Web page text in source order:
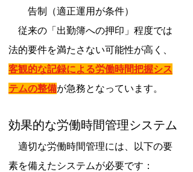
告制（適正運用が条件）
従来の「出勤簿への押印」程度では
法的要件を満たさない可能性が高く、
客観的な記録による労働時間把握シス
テムの整備が急務となっています。
効果的な労働時間管理システム
適切な労働時間管理には、以下の要
素を備えたシステムが必要です：